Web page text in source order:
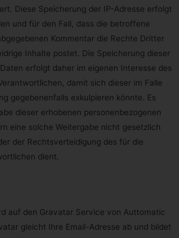
Diese Speicherung der IP-Adresse erfolgt
und für den Fall, dass die betroffene
Kommentar die Rechte Dritter
Inhalte postet. Die Speicherung dieser
erfolgt daher im eigenen Interesse des
damit sich dieser im Falle
gegebenenfalls exkulpieren könnte. Es
dieser erhobenen personenbezogenen
eine solche Weitergabe nicht gesetzlich
der Rechtsverteidigung des für die
dient.
auf den Gravatar Service von Auttomatic
gleicht Ihre Email-Adresse ab und bildet
benötigt die personenbezogenen
die Zwecke der Verarbeitung nicht länger, die
Person benötigt sie jedoch zur
Ausübung oder Verteidigung von
Person hat Widerspruch gegen die
gem. Art. 21 Abs. 1 DS-GVO eingelegt
noch nicht fest, ob die berechtigten
Verantwortlichen gegenüber denen der
Person überwiegen.
oben genannten Voraussetzungen
eine betroffene Person die Einschränkung
Daten, die gespeichert sind,
für die Verarbeitung Verantwortlichen
Mitarbeiter wird die Einschränkung der
veranlassen.
Datenübertragbarkeit
hat das vom Europäischen Richtlinien-
gewährte Recht, die sie
personenbezogenen Daten, welche durch